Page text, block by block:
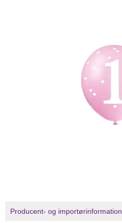
Producent- og importørinformation